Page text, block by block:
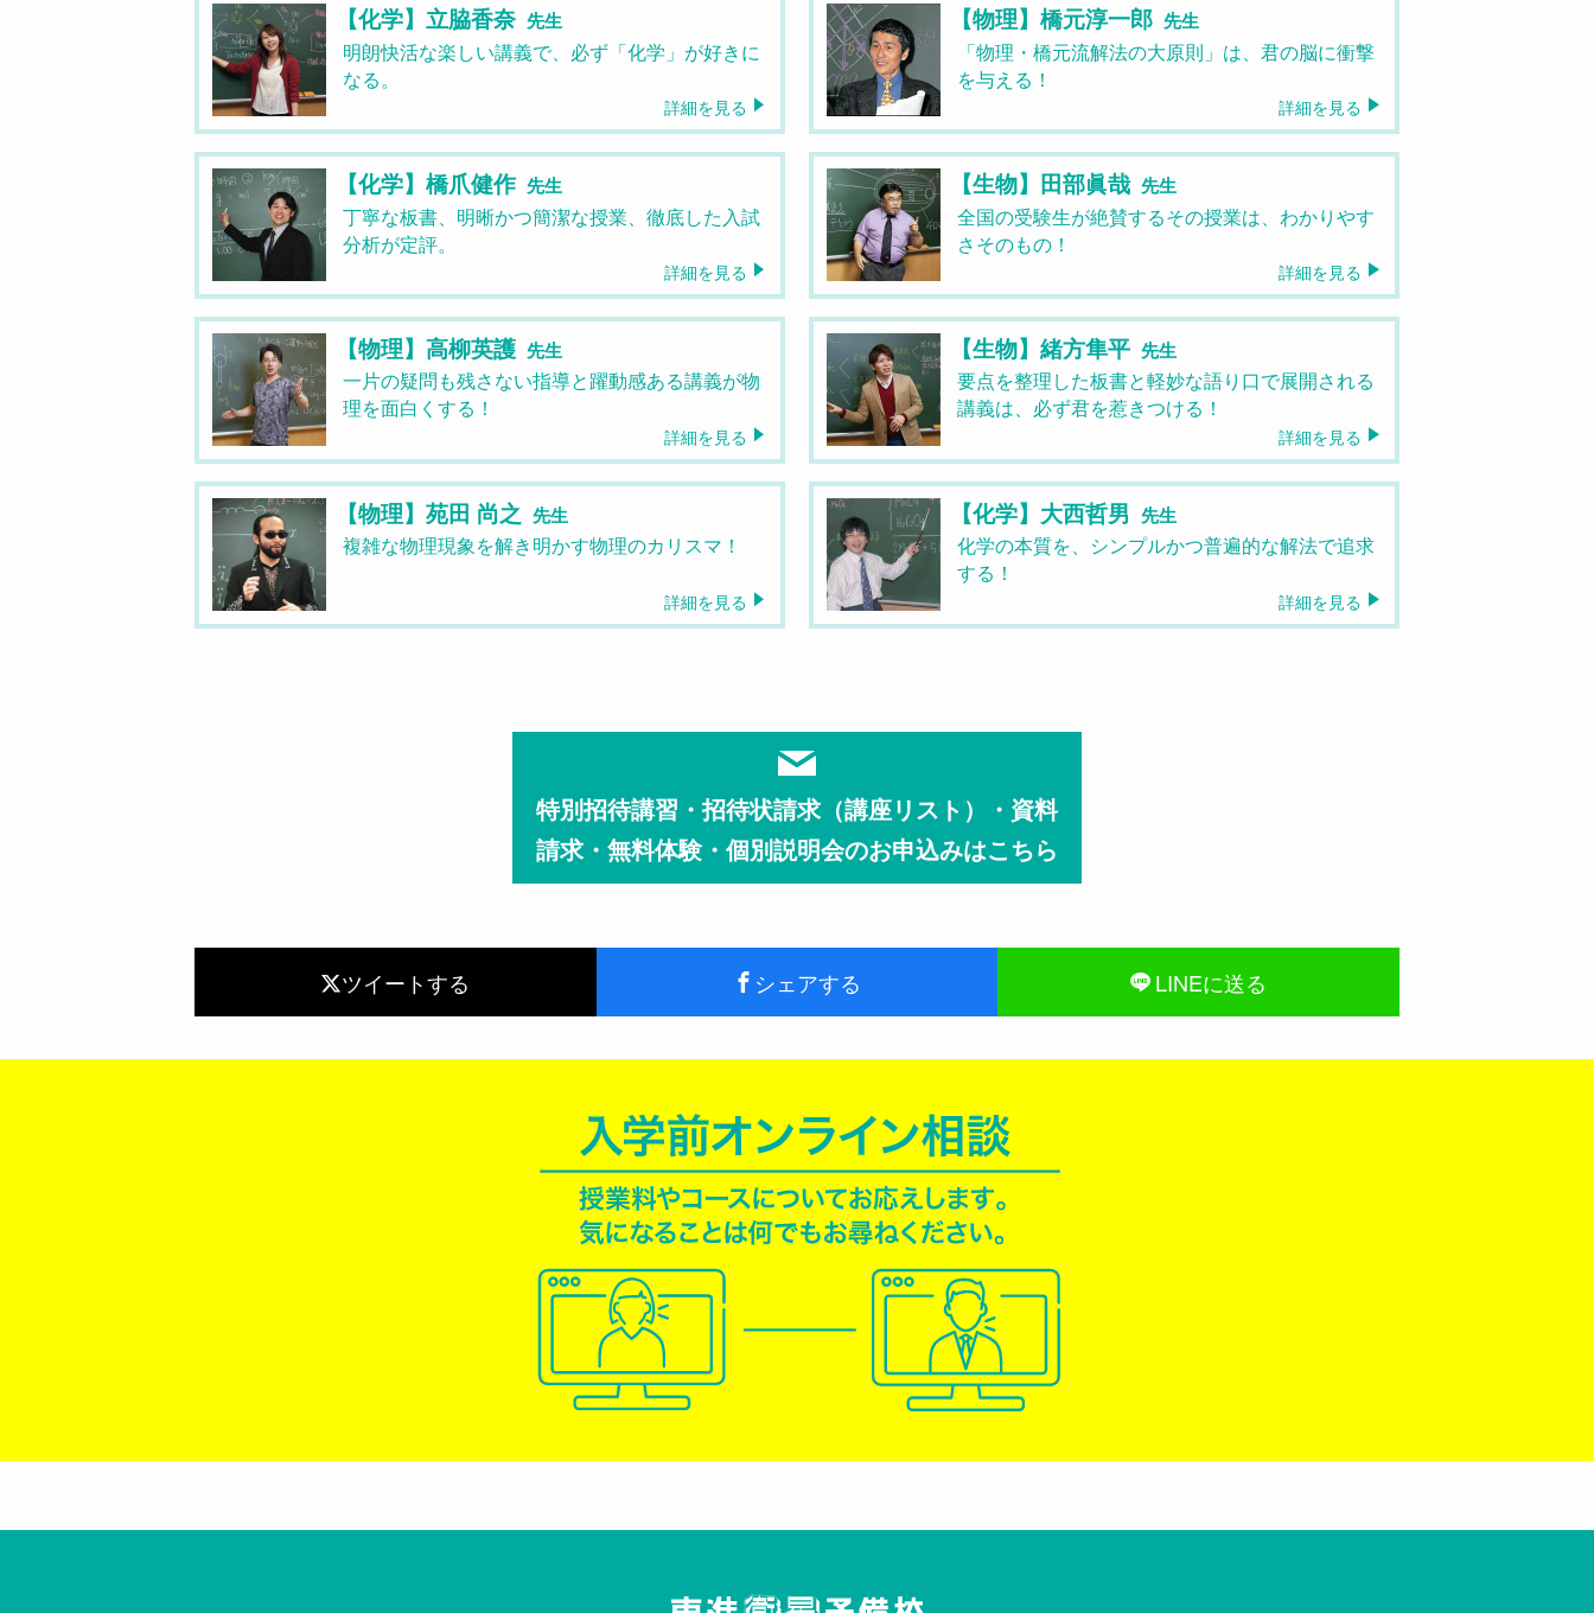
【化学】立脇香奈 先生
明朗快活な楽しい講義で、必ず「化学」が好きに
なる。
詳細を見る
【物理】橋元淳一郎 先生
「物理・橋元流解法の大原則」は、君の脳に衝撃
を与える！
詳細を見る
【化学】橋爪健作 先生
丁寧な板書、明晰かつ簡潔な授業、徹底した入試
分析が定評。
詳細を見る
【生物】田部眞哉 先生
全国の受験生が絶賛するその授業は、わかりやす
さそのもの！
詳細を見る
【物理】高柳英護 先生
一片の疑問も残さない指導と躍動感ある講義が物
理を面白くする！
詳細を見る
【生物】緒方隼平 先生
要点を整理した板書と軽妙な語り口で展開される
講義は、必ず君を惹きつける！
詳細を見る
【物理】苑田 尚之 先生
複雑な物理現象を解き明かす物理のカリスマ！
詳細を見る
【化学】大西哲男 先生
化学の本質を、シンプルかつ普遍的な解法で追求
する！
詳細を見る
特別招待講習・招待状請求（講座リスト）・資料
請求・無料体験・個別説明会のお申込みはこちら
ツイートする シェアする LINEに送る